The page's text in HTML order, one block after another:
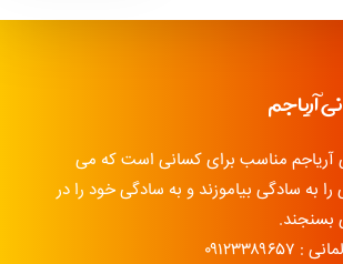
آریاجم
آریاجم مناسب برای کسانی است که می
را به سادگی بیاموزند و به سادگی خود را در
بسنجند.